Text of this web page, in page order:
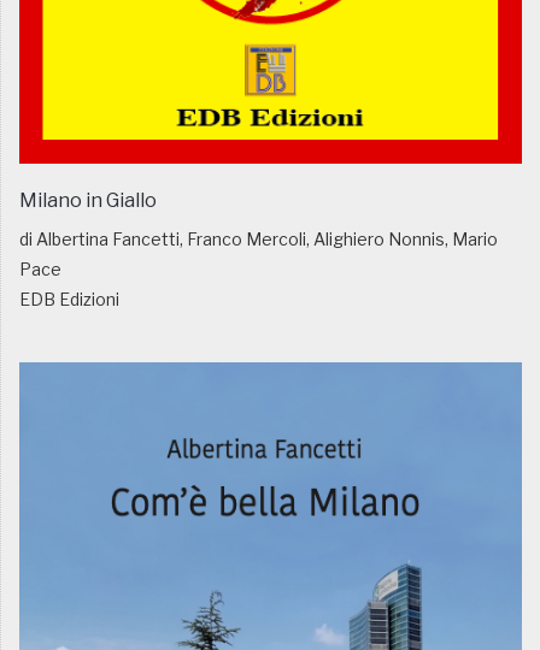
Milano in Giallo
di Albertina Fancetti, Franco Mercoli, Alighiero Nonnis, Mario
Pace
EDB Edizioni